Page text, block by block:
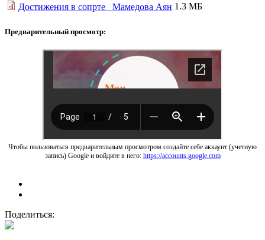
Достижения в сопрте_ Мамедова Аян 1.3 МБ
Предварительный просмотр:
Чтобы пользоваться предварительным просмотром создайте себе аккаунт (учетную
запись) Google и войдите в него: https://accounts.google.com
Поделиться: